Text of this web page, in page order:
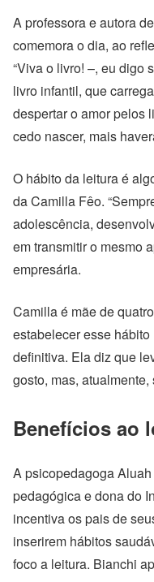
A professora e autora
comemora o dia, ao
“Viva o livro! –, eu digo
livro infantil, que
despertar o amor pelos
cedo nascer, mais
O hábito da leitura é
da Camilla Fêo.
adolescência,
em transmitir o mesmo
empresária.
Camilla é mãe de
estabelecer esse
definitiva. Ela diz que
gosto, mas,
Benefícios ao
A psicopedagoga
pedagógica e dona do
incentiva os pais de
inserirem hábitos
foco a leitura. Bianchi